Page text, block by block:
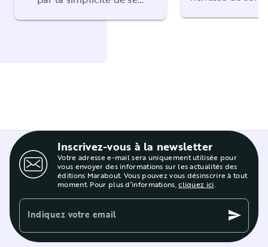
Inscrivez-vous à la newsletter
Votre adresse e-mail sera uniquement utilisée pour
vous envoyer des informations sur les actualités des
éditions Marabout. Vous pouvez vous désinscrire à tout
moment. Pour plus d’informations,cliquez ici.
Indiquez votre email send